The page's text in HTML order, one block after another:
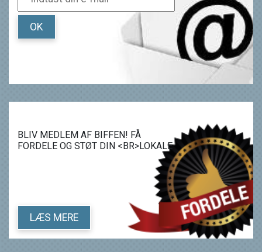
OK
BLIV MEDLEM AF BIFFEN! FÅ
FORDELE OG STØT DIN <BR>LOKALE
LÆS MERE